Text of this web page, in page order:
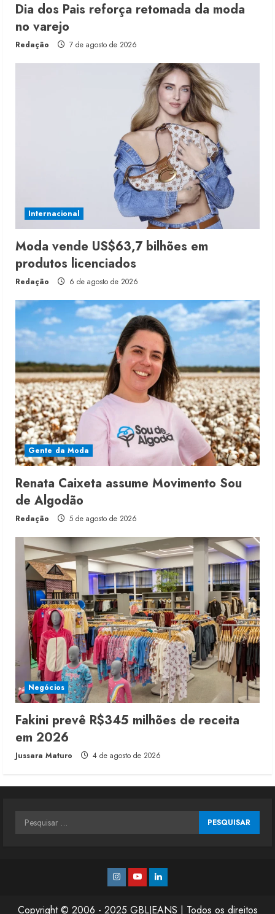
Dia dos Pais reforça retomada da moda
no varejo
Redação 7 de agosto de 2026
Internacional
Moda vende US$63,7 bilhões em
produtos licenciados
Redação 6 de agosto de 2026
Gente da Moda
Renata Caixeta assume Movimento Sou
de Algodão
Redação 5 de agosto de 2026
Negócios
Fakini prevê R$345 milhões de receita
em 2026
Jussara Maturo 4 de agosto de 2026
Pesquisar
Instagram
YoutubeLinkedin
Copyright © 2006 - 2025 GBLJEANS | Todos os direitos